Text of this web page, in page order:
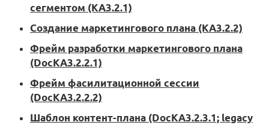
сегментом (KA3.2.1)
Создание маркетингового плана (KA3.2.2)
Фрейм разработки маркетингового плана
(DocKA3.2.2.1)
Фрейм фасилитационной сессии
(DocKA3.2.2.2)
Шаблон контент-плана (DocKA3.2.3.1; legacy